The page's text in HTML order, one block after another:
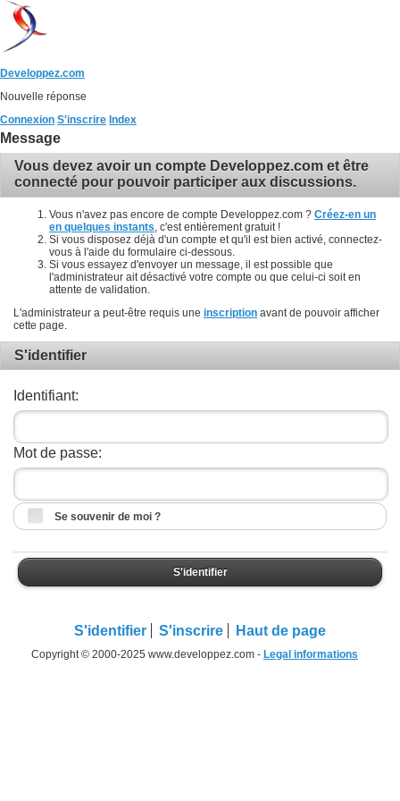
Developpez.com
Nouvelle réponse
Connexion S'inscrire Index
Message
Vous devez avoir un compte Developpez.com et être
connecté pour pouvoir participer aux discussions.
Vous n'avez pas encore de compte Developpez.com ? Créez-en un
en quelques instants , c'est entièrement gratuit !
Si vous disposez déjà d'un compte et qu'il est bien activé, connectez-
vous à l'aide du formulaire ci-dessous.
Si vous essayez d'envoyer un message, il est possible que
l'administrateur ait désactivé votre compte ou que celui-ci soit en
attente de validation.
L'administrateur a peut-être requis une inscription avant de pouvoir afficher
cette page.
S'identifier
Identifiant:
Mot de passe:
Se souvenir de moi ?
S'identifier
S'identifier S'inscrire Haut de page
Copyright © 2000-2025 www.developpez.com - Legal informations